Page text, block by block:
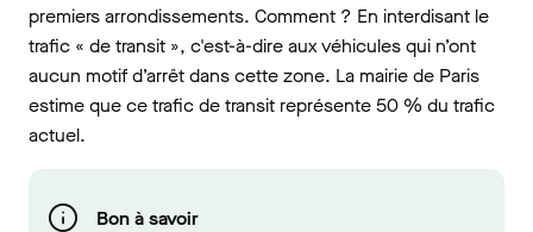
premiers arrondissements. Comment ? En interdisant le
trafic « de transit », c'est-à-dire aux véhicules qui n’ont
aucun motif d’arrêt dans cette zone. La mairie de Paris
estime que ce trafic de transit représente 50 % du trafic
actuel.
Bon à savoir